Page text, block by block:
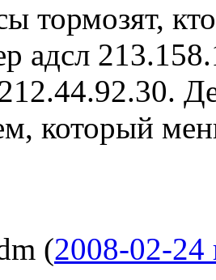
тормозят,
адсл
212.44.92.30.
который
(2008-02-24